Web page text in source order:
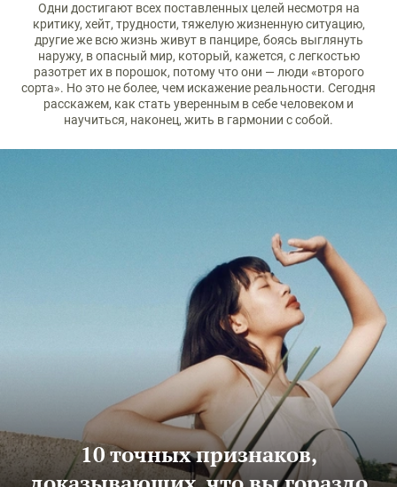
Одни достигают всех поставленных целей несмотря на
критику, хейт, трудности, тяжелую жизненную ситуацию,
другие же всю жизнь живут в панцире, боясь выглянуть
наружу, в опасный мир, который, кажется, с легкостью
разотрет их в порошок, потому что они — люди «второго
сорта». Но это не более, чем искажение реальности. Сегодня
расскажем, как стать уверенным в себе человеком и
научиться, наконец, жить в гармонии с собой.
10 точных признаков,